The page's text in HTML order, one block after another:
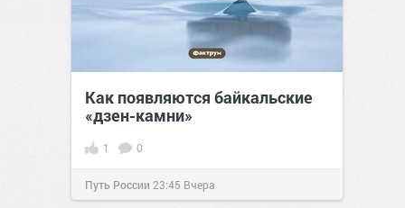
Как появляются байкальские
«дзен-камни»
1 0
Путь России 23:45 Вчера